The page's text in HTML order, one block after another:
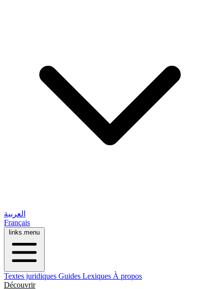
العربية
Français
links.menu
Textes juridiques Guides Lexiques À propos
Découvrir